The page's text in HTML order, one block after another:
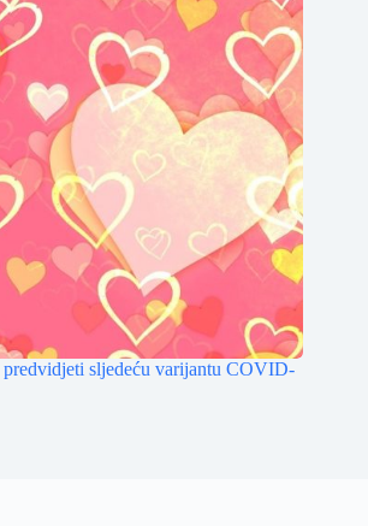
sljedeću varijantu COVID-